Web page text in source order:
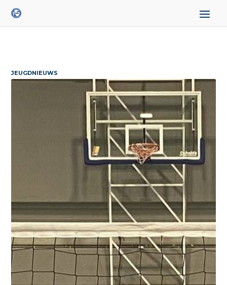
JEUGDNIEUWS